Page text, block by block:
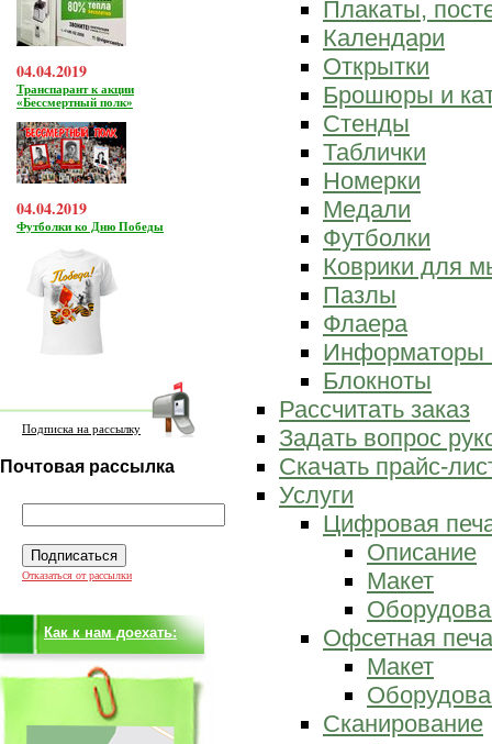
04.04.2019
Транспарант к акции
«Бессмертный полк»
04.04.2019
Футболки ко Дню Победы
Подписка на рассылку
Почтовая рассылка
Отказаться от рассылки
Как к нам доехать:
Плакаты,
Календари
Открытки
Брошюры и
Стенды
Таблички
Номерки
Медали
Футболки
Коврики для
Пазлы
Флаера
Информаторы
Блокноты
Рассчитать заказ
Задать вопрос
Скачать прайс-
Услуги
Цифровая
Описание
Макет
Офсетная
Макет
Сканирование